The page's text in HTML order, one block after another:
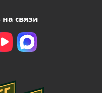
на связи